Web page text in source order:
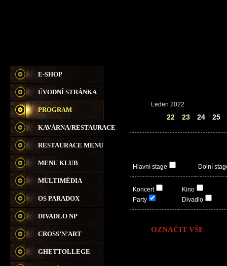
E-SHOP
ÚVODNÍ STRÁNKA
PROGRAM
KAVÁRNA/RESTAURACE
RESTAURACE MENU
MENU KLUB
MULTIMÉDIA
OS PARADOX
DIVADLO NP
CROSS’N’ART
GHETTOLLEGE
Leden 2022
22 23 24 25
Hlavní stage Dolní
Koncert
Party
Kino
Divadlo
OZNAČIT VŠE